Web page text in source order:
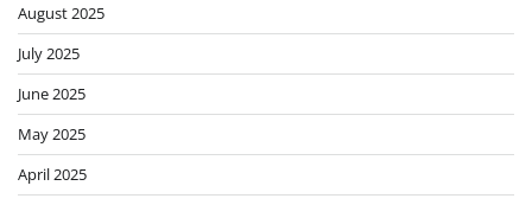
August 2025
July 2025
June 2025
May 2025
April 2025